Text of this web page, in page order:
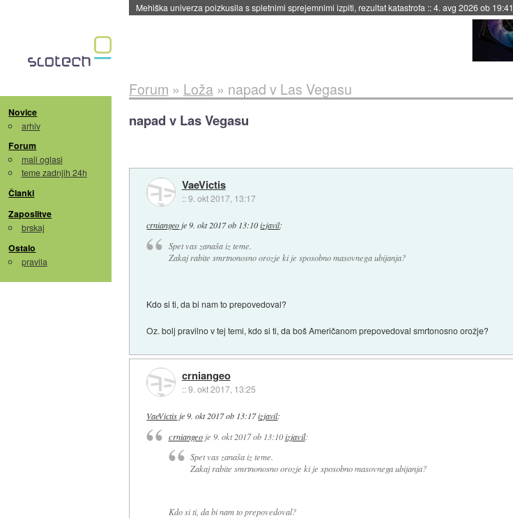
Mehiška univerza poizkusila s spletnimi sprejemnimi izpiti, rezultat katastrofa ::4. avg 2026 ob 19:41
Novice
arhiv
Forum
mali oglasi
teme zadnjih 24h
Članki
Zaposlitve
brskaj
Ostalo
pravila
Forum » Loža» napad v Las Vegasu
napad v Las Vegasu
VaeVictis
::9. okt 2017, 13:17
crniangeo je 9. okt 2017 ob 13:10 izjavil:
Spet vas zanaša iz teme.
Zakaj rabite smrtnonosno orozje ki je sposobno masovnega ubijanja?
Kdo si ti, da bi nam to prepovedoval?
Oz. bolj pravilno v tej temi, kdo si ti, da boš Američanom prepovedoval smrtonosno orožje?
crniangeo
::9. okt 2017, 13:25
VaeVictis je 9. okt 2017 ob 13:17izjavil:
crniangeoje 9. okt 2017 ob 13:10 izjavil:
Spet vas zanaša iz teme.
Zakaj rabite smrtnonosno orozje ki je sposobno masovnega ubijanja?
Kdo si ti, da bi nam to prepovedoval?